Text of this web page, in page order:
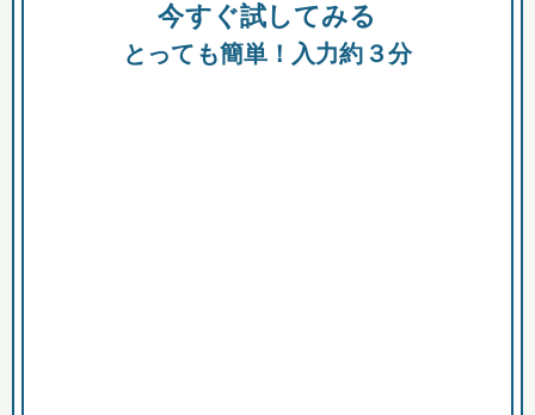
助成金 融資 出資
今すぐ試してみる
とっても簡単！入力約３分